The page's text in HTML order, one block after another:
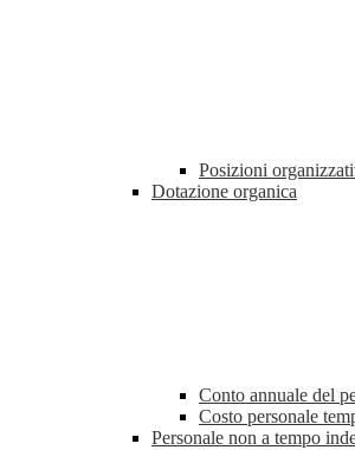
Posizioni
Dotazione organica
Conto annuale del
Costo personale
Personale non a tempo